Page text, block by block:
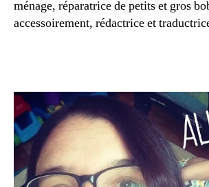
ménage, réparatrice de petits et gros
accessoirement, rédactrice et